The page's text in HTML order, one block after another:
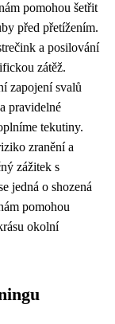
pomohou šetřit
před přetížením.
a posilování
zátěž.
zapojení svalů
pravidelné
tekutiny.
zranění a
zážitek s
jedná o shozená
pomohou
okolní